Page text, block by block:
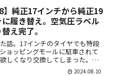
8】純正17インチから純正19
履き替え。空気圧ラベル
え完了。
話。17インチのタイヤでも特段
ョッピングモールに駐車されて
しくなり交換してしまった。ま
2024.08.10